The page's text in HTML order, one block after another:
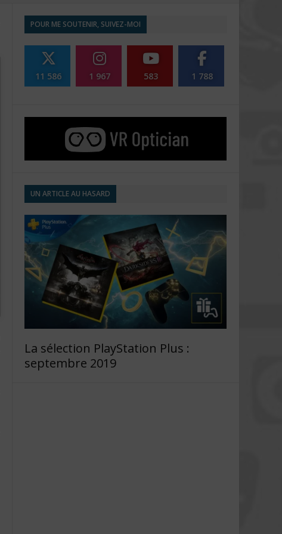
POUR ME SOUTENIR, SUIVEZ-MOI
11 586 1 967 583 1 788
UN ARTICLE AU HASARD
La sélection PlayStation Plus :
septembre 2019